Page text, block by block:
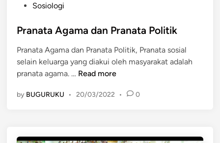
t
d
i
n
Sosiologi
Pranata Agama dan Pranata Politik
Pranata Agama dan Pranata Politik, Pranata sosial
selain keluarga yang diakui oleh masyarakat adalah
pranata agama. … P
a
Read more
by BUGURUKU • 20/03/2022 • 0